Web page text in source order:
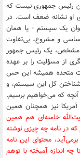
رئیس جمهوری نیست که
او نشانه ضعف است. در
یک سیستم - یا همان
و مشروع، بی‌تفاوت
مشخص، یک رئیس جمهور
از مسؤلیت را بر عهده
متحده همیشه این حس
کل این سیستم، و
آنچه که می‌خواهیم برسیم.
نیز همچنان همین
خامنه‌ای هم همین
که در نامه چه چیزی نوشته
محتوای این نامه
اندازه آمیخته با توهم